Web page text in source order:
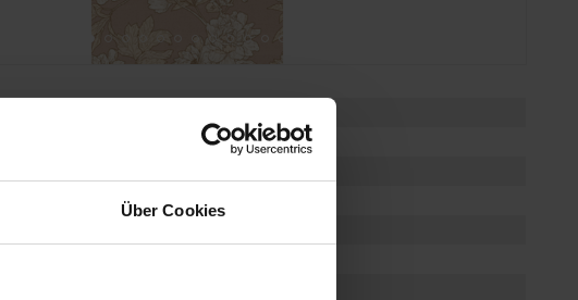
Über Cookies
-
camelia